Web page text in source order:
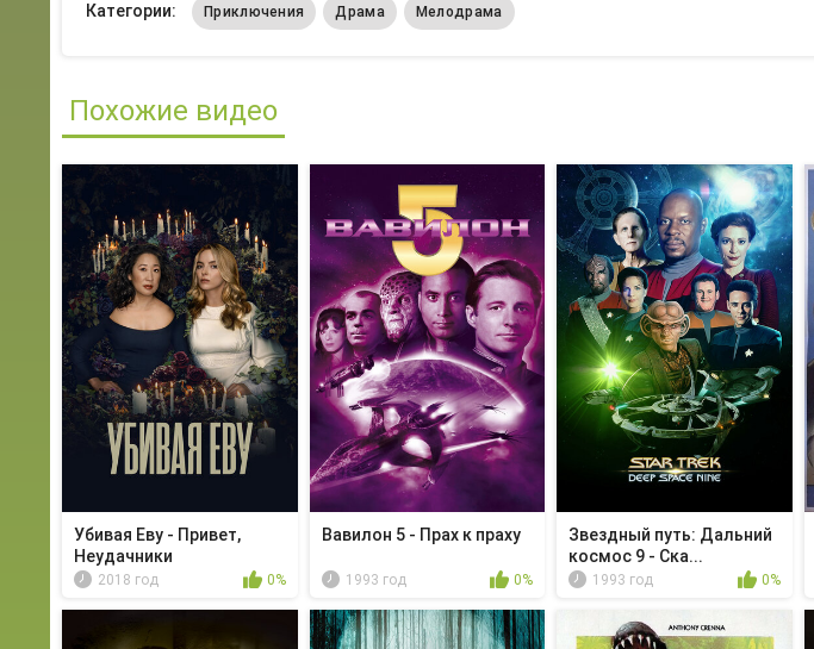
Категории: Приключения Драма Мелодрама
Похожие видео
Убивая Еву - Привет,
Неудачники
2018 год 0%
Вавилон 5 - Прах к праху
1993 год 0%
Звездный путь: Дальний
космос 9 - Ска...
1993 год 0%